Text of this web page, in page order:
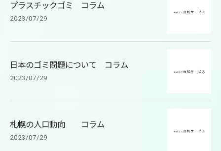
プラスチックゴミ コラム
2023/07/29
日本のゴミ問題について コラム
2023/07/29
札幌の人口動向 コラム
2023/07/29